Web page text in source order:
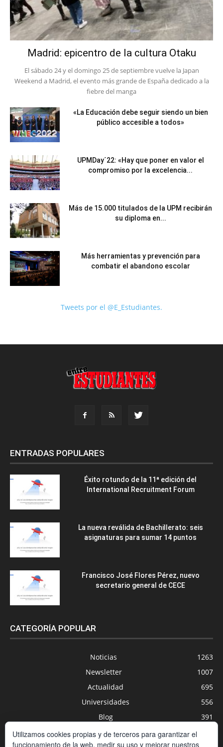
Madrid: epicentro de la cultura Otaku
El sábado 24 y el domingo 25 de septiembre vuelve la Japan
Weekend a Madrid, el evento más grande de España dedicado a la
fiebre del manga
«La Educación debe seguir siendo un bien
público accesible a todos»
UPMDay´22: «Hay que poner en valor el
compromiso por la excelencia...
Más de 15.000 titulados de la UPM recibirán
su diploma en...
Más herramientas y prevención para
combatir el abandono escolar
Tweets por el @E_Estudiantes.
ENTRADAS POPULARES
Éxito rotundo de la 11ª edición del
International Recruitment Forum
La nueva reválida de Bachillerato: seis
asignaturas para sumar 14 puntos
Francisco José Flores Pérez, nuevo
secretario general de CECE
CATEGORÍA POPULAR
Noticias
1263
Newsletter
1007
Actualidad
695
Universidades
556
Blog
391
Agenda
Utilizamos cookies propias y de terceros para garantizar el
funcionamiento de la web, medir su uso y mejorar nuestros